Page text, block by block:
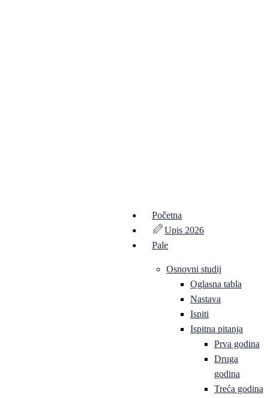
Početna
Upis 2026
Pale
Osnovni studij
Oglasna tabla
Nastava
Ispiti
Ispitna pitanja
Prva godina
Druga
godina
Treća godina